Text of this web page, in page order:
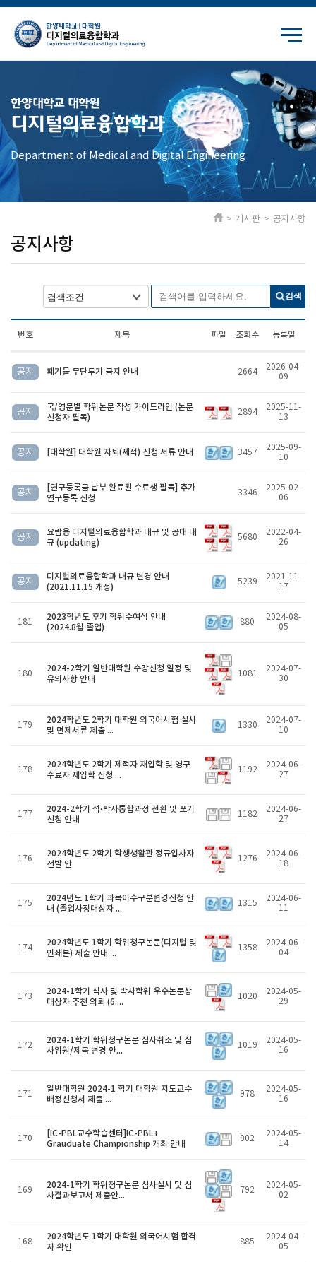
한양대학교 대학원
디지털의료융합학과
Department of Medical and Digital Engineering
공지사항
> 게시판 > 공지사항
검색
번호 제목 파일 조회수 등록일
공지 폐기물 무단투기 금지 안내 2664
2026-04-
09
공지
국/영문별 학위논문 작성 가이드라인 (논문
신청자 필독)
2894
2025-11-
13
공지 [대학원] 대학원 자퇴(제적) 신청 서류 안내 3457
2025-09-
10
공지
[연구등록금 납부 완료된 수료생 필독] 추가
연구등록 신청
3346
2025-02-
06
공지
요람용 디지털의료융합학과 내규 및 공대 내
규 (updating)
5680
2022-04-
26
공지
디지털의료융합학과 내규 변경 안내
(2021.11.15 개정)
5239
2021-11-
17
181
2023학년도 후기 학위수여식 안내
(2024.8월 졸업)
880
2024-08-
05
180
2024-2학기 일반대학원 수강신청 일정 및
유의사항 안내
1081
2024-07-
30
179
2024학년도 2학기 대학원 외국어시험 실시
및 면제서류 제출 ...
1330
2024-07-
10
178
2024학년도 2학기 제적자 재입학 및 영구
수료자 재입학 신청 ...
1192
2024-06-
27
177
2024-2학기 석·박사통합과정 전환 및 포기
신청 안내
1182
2024-06-
27
176
2024학년도 2학기 학생생활관 정규입사자
선발 안
1276
2024-06-
18
175
2024년도 1학기 과목이수구분변경신청 안
내 (졸업사정대상자 ...
1315
2024-06-
11
174
2024학년도 1학기 학위청구논문(디지털 및
인쇄본) 제출 안내 ...
1358
2024-06-
04
173
2024-1학기 석사 및 박사학위 우수논문상
대상자 추천 의뢰 (6....
1020
2024-05-
29
172
2024-1학기 학위청구논문 심사취소 및 심
사위원/제목 변경 안...
1019
2024-05-
16
171
일반대학원 2024-1 학기 대학원 지도교수
배정신청서 제출 ...
978
2024-05-
16
170
[IC-PBL교수학습센터]IC-PBL+
Grauduate Championship 개최 안내
902
2024-05-
14
169
2024-1학기 학위청구논문 심사실시 및 심
사결과보고서 제출안...
792
2024-05-
02
168
2024학년도 1학기 대학원 외국어시험 합격
자 확인
885
2024-04-
05